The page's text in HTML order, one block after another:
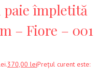
paie împletită
– Fiore – 001
370,00 leiPrețul curent este: